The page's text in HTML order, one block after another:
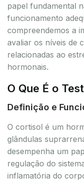
papel fundamental
funcionamento
compreendemos a
avaliar os níveis de
relacionadas ao
hormonais.
O Que É o
Definição e
O cortisol é um
glândulas
desempenha um
regulação do
inflamatória do